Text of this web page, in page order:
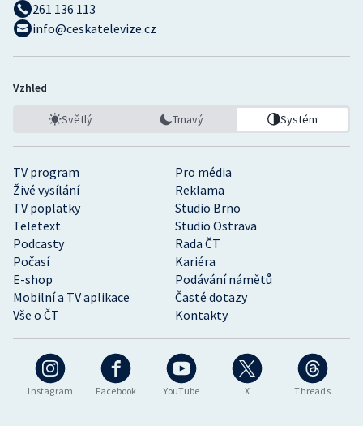
Instagram Facebook YouTube X Threads
TV program
Pro média
Živé vysílání
Reklama
TV poplatky
Studio Brno
Teletext
Studio Ostrava
Podcasty
Rada ČT
Počasí
Kariéra
E-shop
Podávání námětů
Mobilní a TV aplikace
Časté dotazy
Vše o ČT
Kontakty
261 136 113
info@ceskatelevize.cz
Vzhled
Světlý Tmavý Systém